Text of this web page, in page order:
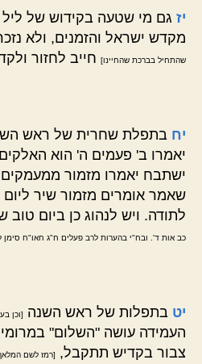
יז גם מי שטעה בקידוש של
מקדש ישראל והזמנים, ולא
שהתחיל בברכת שהחיינו] חייב לחזור
יח בתפלת שחרית של ראש
יאמרו ב' פעמים ה' הוא
ישתבח יאמרו מזמור
שאמר אומרים מזמור שיר
לתודה. ויש לנהוג כן ביום
כב אות ד'. ובח"י בהערות לרב פעלים ח"ג חאו"ח סימן
יט בתפלות של ראש השנה [וכן
העמידה עושה "השלום"
צבור בקדיש תתקבל,
[רמז לשם